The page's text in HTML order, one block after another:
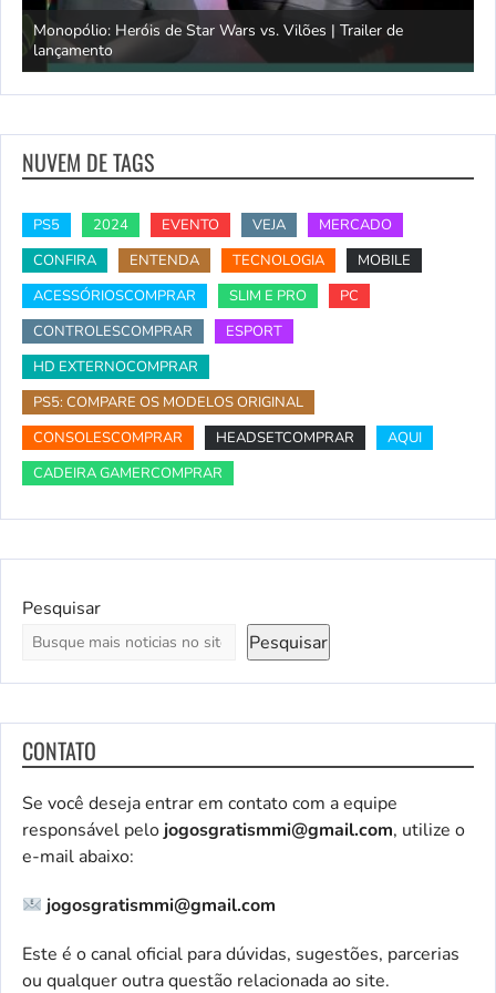
Monopólio: Heróis de Star Wars vs. Vilões | Trailer de
lançamento
NUVEM DE TAGS
PS5 2024 EVENTO VEJA
MERCADO
CONFIRA
ENTENDA TECNOLOGIA
MOBILE
ACESSÓRIOSCOMPRAR
SLIM E PRO
PC
CONTROLESCOMPRAR
ESPORT
HD EXTERNOCOMPRAR
PS5: COMPARE OS MODELOS ORIGINAL
CONSOLESCOMPRAR
HEADSETCOMPRAR
AQUI
CADEIRA GAMERCOMPRAR
Pesquisar
Pesquisar
CONTATO
Se você deseja entrar em contato com a equipe
responsável pelo jogosgratismmi@gmail.com, utilize o
e-mail abaixo:
jogosgratismmi@gmail.com
Este é o canal oficial para dúvidas, sugestões, parcerias
ou qualquer outra questão relacionada ao site.